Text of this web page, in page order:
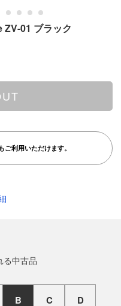
01 ブラック
ご利用いただけます。
る中古品
B C D